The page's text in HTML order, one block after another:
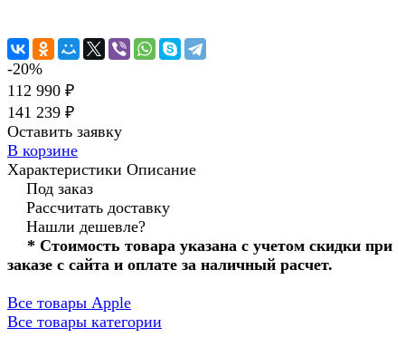
-20%
112 990 ₽
141 239 ₽
Оставить заявку
В корзине
Характеристики Описание
Под заказ
Рассчитать доставку
Нашли дешевле?
* Стоимость товара указана с учетом скидки при
заказе с сайта и оплате за наличный расчет.
Все товары Apple
Все товары категории